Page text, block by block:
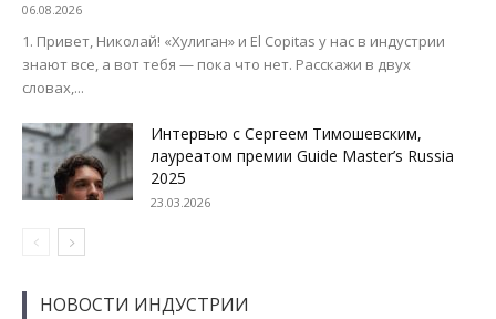
06.08.2026
1. Привет, Николай! «Хулиган» и El Copitas у нас в индустрии
знают все, а вот тебя — пока что нет. Расскажи в двух
словах,...
Интервью с Сергеем Тимошевским,
лауреатом премии Guide Master’s Russia
2025
23.03.2026
НОВОСТИ ИНДУСТРИИ